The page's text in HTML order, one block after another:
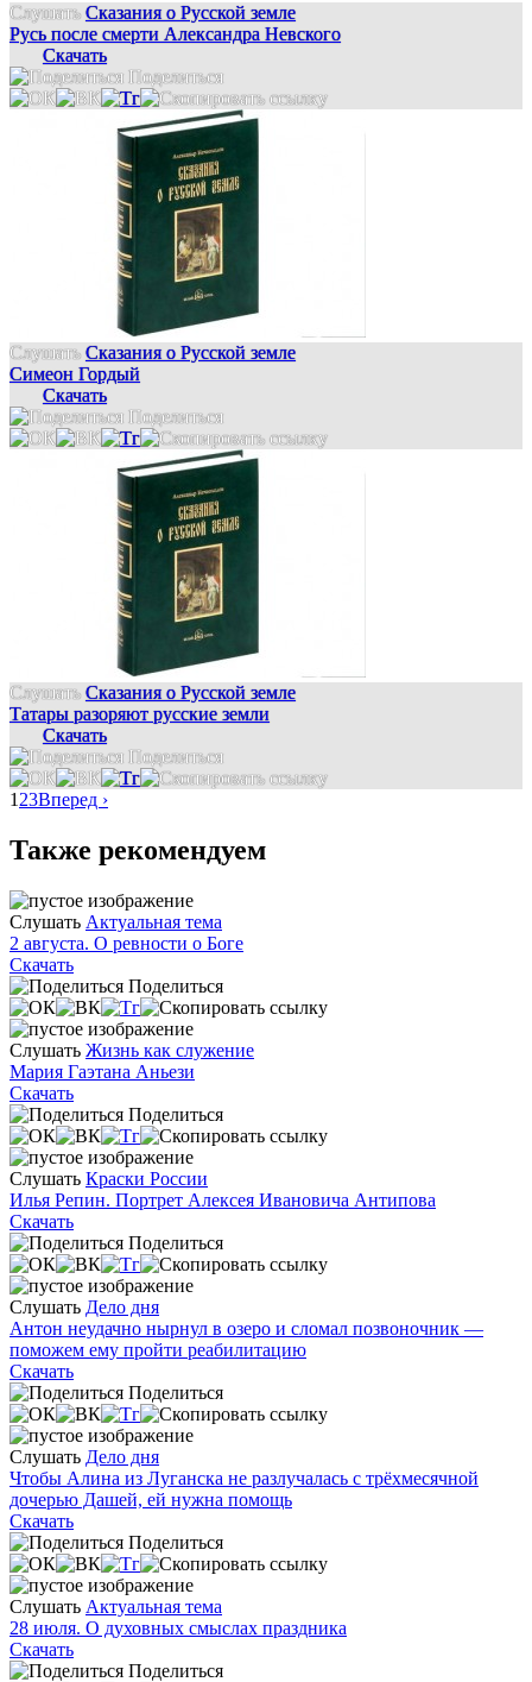
Слушать Сказания о Русской земле
Русь после смерти Александра Невского
Скачать
Поделиться
Слушать Сказания о Русской земле
Симеон Гордый
Скачать
Поделиться
Слушать Сказания о Русской земле
Татары разоряют русские земли
Скачать
Поделиться
1 23Вперед ›
Также рекомендуем
Слушать Актуальная тема
2 августа. О ревности о Боге
Скачать
Поделиться
Слушать Жизнь как служение
Мария Гаэтана Аньези
Скачать
Поделиться
Слушать Краски России
Илья Репин. Портрет Алексея Ивановича Антипова
Скачать
Поделиться
Слушать Дело дня
Антон неудачно нырнул в озеро и сломал позвоночник —
поможем ему пройти реабилитацию
Скачать
Поделиться
Слушать Дело дня
Чтобы Алина из Луганска не разлучалась с трёхмесячной
дочерью Дашей, ей нужна помощь
Скачать
Поделиться
Слушать Актуальная тема
28 июля. О духовных смыслах праздника
Скачать
Поделиться